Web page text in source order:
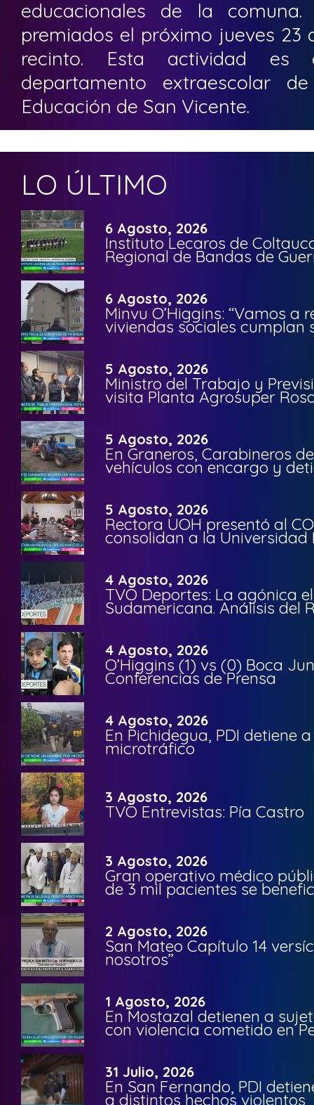
educacionales de la
premiados el próximo jueves
recinto. Esta actividad es
departamento extraescolar
Educación de San Vicente.
LO ÚLTIMO
6 Agosto, 2026
Instituto Lecaros de
Regional de Bandas de
6 Agosto, 2026
Minvu O’Higgins: “Vamos a
viviendas sociales cumplan
5 Agosto, 2026
Ministro del Trabajo y
visita Planta Agrosuper
5 Agosto, 2026
En Graneros, Carabineros
vehículos con encargo y
5 Agosto, 2026
Rectora UOH presentó al
consolidan a la Universidad
4 Agosto, 2026
TVO Deportes: La agónica
Sudamericana. Análisis del
4 Agosto, 2026
O’Higgins (1) vs (0) Boca
Conferencias de Prensa
4 Agosto, 2026
En Pichidegua, PDI detiene
microtráfico
3 Agosto, 2026
TVO Entrevistas: Pía Castro
3 Agosto, 2026
Gran operativo médico
de 3 mil pacientes se
2 Agosto, 2026
San Mateo Capítulo 14
nosotros”
1 Agosto, 2026
En Mostazal detienen a
con violencia cometido en
31 Julio, 2026
En San Fernando, PDI
a distintos hechos violentos